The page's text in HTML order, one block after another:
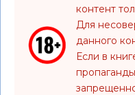
контент
Для
данного
Если в